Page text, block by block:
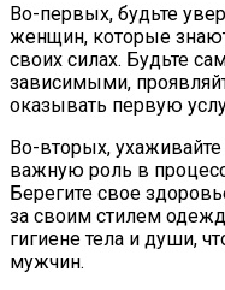
Во-первых, будьте
женщин, которые
своих силах. Будьте
зависимыми,
оказывать первую
Во-вторых,
важную роль в
Берегите свое
за своим стилем
гигиене тела и души,
мужчин.